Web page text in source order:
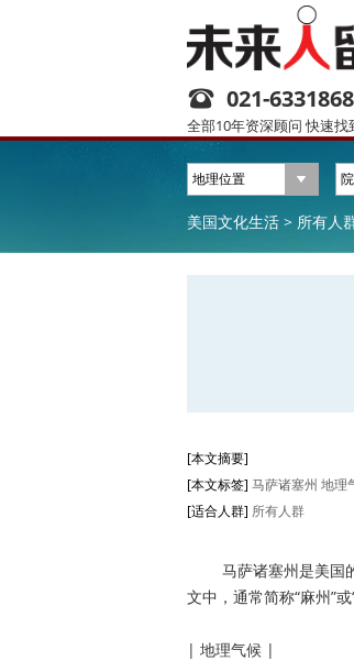
021-
全部10年资深顾问 快速找
美国文化生活 > 所有人
[本文摘要]
[本文标签] 马萨诸塞州 地理
[适合人群] 所有人群
马萨诸塞州是美国的
文中，通常简称“麻州”
| 地理气候 |